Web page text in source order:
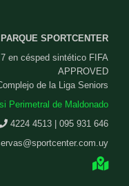
PARQUE SPORTCENTER
en césped sintético FIFA
APPROVED
de la Liga Seniors
Perimetral de Maldonado
4224 4513 | 095 931 646